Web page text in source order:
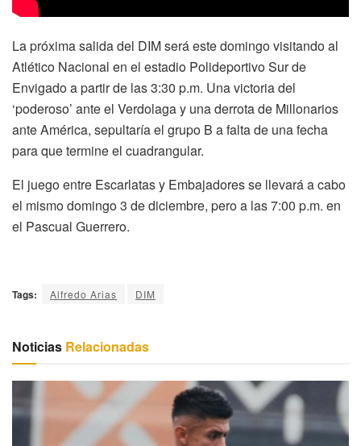
La próxima salida del DIM será este domingo visitando al
Atlético Nacional en el estadio Polideportivo Sur de
Envigado a partir de las 3:30 p.m. Una victoria del
‘poderoso’ ante el Verdolaga y una derrota de Millonarios
ante América, sepultaría el grupo B a falta de una fecha
para que termine el cuadrangular.
El juego entre Escarlatas y Embajadores se llevará a cabo
el mismo domingo 3 de diciembre, pero a las 7:00 p.m. en
el Pascual Guerrero.
Tags: Alfredo Arias DIM
Noticias Relacionadas